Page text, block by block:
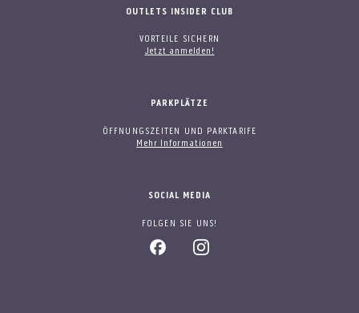
OUTLETS INSIDER CLUB
VORTEILE SICHERN
Jetzt anmelden!
PARKPLÄTZE
ÖFFNUNGSZEITEN UND PARKTARIFE
Mehr Informationen
SOCIAL MEDIA
FOLGEN SIE UNS!